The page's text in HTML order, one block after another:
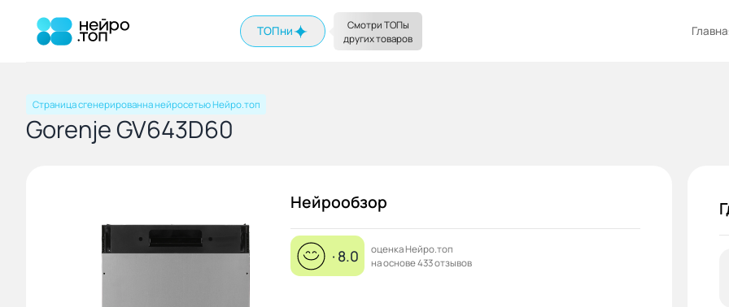
На главную ТОПни
Страница сгенерированна нейросетью Нейро.топ
Gorenje GV643D60
Нейрообзор
· 8.0
оценка Нейро.топ
на основе 433 отзывов
Смотри ТОПы
других товаров